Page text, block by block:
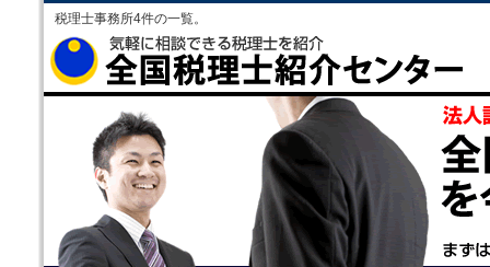
税理士事務所4件の一覧。